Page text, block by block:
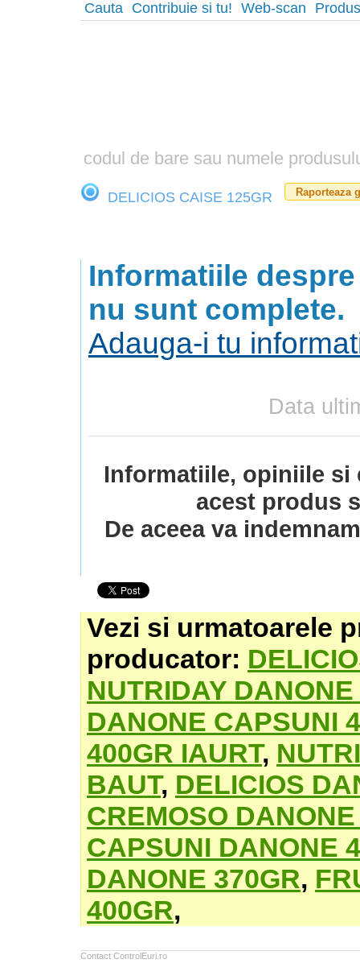
Cauta Contribuie si tu! Web-scan
DELICIOS CAISE 125GR Raporteaza
Informatiile
nu sunt complete.
Adauga-i tu
Data
Informatiile, opiniile si
acest produs
De aceea va
Vezi si urmatoarele
producator:
NUTRIDAY
DANONE CAPSUNI
400GR IAURT,
BAUT, DELICIOS
CREMOSO
CAPSUNI DANONE
DANONE 370GR,
400GR,
Contact ControlEuri.ro